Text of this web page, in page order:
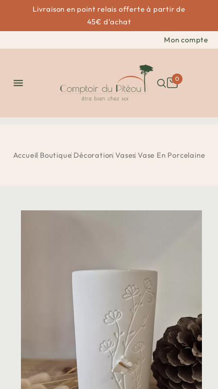
Livraison en point relais offerte à partir de
45€ d'achat
Mon compte
 0
Accueil Boutique Décoration Vases Vase En Porcelaine